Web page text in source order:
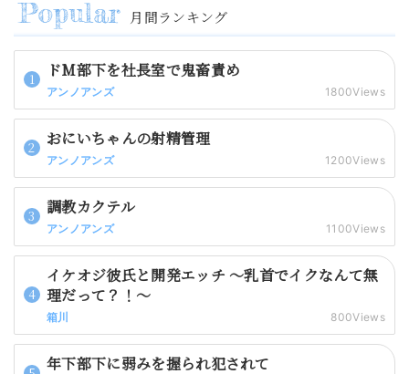
月間ランキング
ドM部下を社長室で鬼畜責め
アンノアンズ 1800Views
おにいちゃんの射精管理
アンノアンズ 1200Views
調教カクテル
アンノアンズ 1100Views
イケオジ彼氏と開発エッチ 〜乳首でイクなんて無
理だって？！〜
箱川 800Views
年下部下に弱みを握られ犯されて